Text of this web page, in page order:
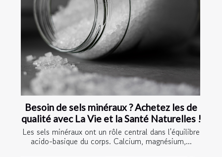
Besoin de sels minéraux ? Achetez les de
qualité avec La Vie et la Santé Naturelles !
Les sels minéraux ont un rôle central dans l'équilibre
acido-basique du corps. Calcium, magnésium,...